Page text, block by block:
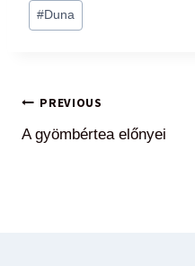
#Duna
PREVIOUS
A gyömbértea előnyei